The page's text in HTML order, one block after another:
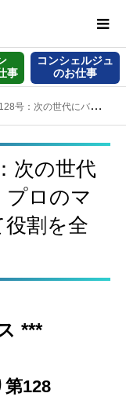
事
コンシェルジュ
のお仕事
まで、プロのマンション管理員として役割を全うする
次の世代
プロのマ
割を全
***
128